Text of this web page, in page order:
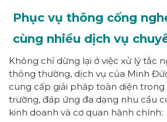
Phục vụ thông cống
cùng nhiều dịch vụ
Không chỉ dừng lại ở việc xử lý tắc
thông thường, dịch vụ của Minh
cung cấp giải pháp toàn diện trong
trường, đáp ứng đa dạng nhu cầu
kinh doanh và cơ quan hành chính: